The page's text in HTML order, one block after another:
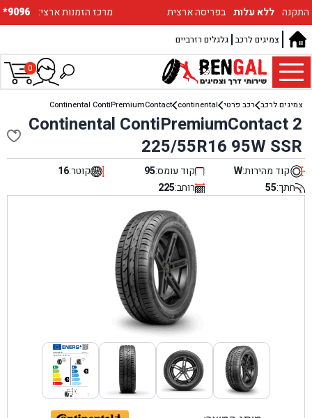
*9096 :מרכז הזמנות ארצי התקנה ללא עלות בפריסה ארצית
גלגלים רזרביים צמיגים לרכב
0
צמיגים לרכב רכב פרטי continental
Continental ContiPremiumContact
Continental ContiPremiumContact 2
225/55R16 95W SSR
קוד מהירות:W קוד עומס:95 קוטר:16
חתך:55 רוחב:225